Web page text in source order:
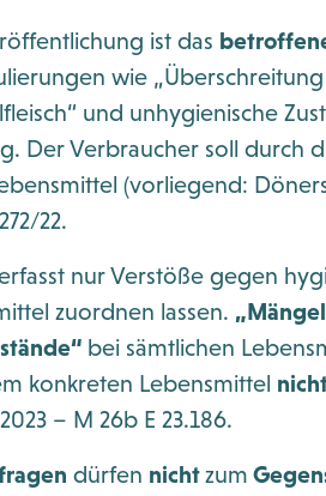
ist das
wie
und unhygienische
Der Verbraucher soll durch
(vorliegend:
22.
erfasst nur Verstöße gegen
zuordnen lassen.
bei sämtlichen
konkreten Lebensmittel
– M 26b E 23.186.
dürfen nichtzum